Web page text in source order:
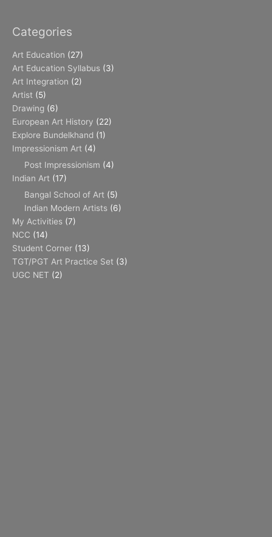
Categories
Art Education (27)
Art Education Syllabus (3)
Art Integration (2)
Artist (5)
Drawing (6)
European Art History (22)
Explore Bundelkhand (1)
Impressionism Art (4)
Post Impressionism (4)
Indian Art (17)
Bangal School of Art (5)
Indian Modern Artists (6)
My Activities (7)
NCC (14)
Student Corner (13)
TGT/PGT Art Practice Set (3)
UGC NET (2)